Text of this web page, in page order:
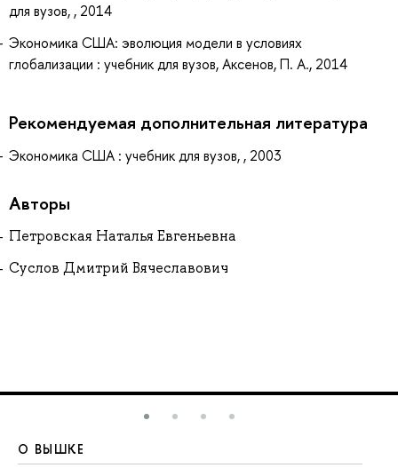
для вузов, , 2014
Экономика США: эволюция модели в условиях
глобализации : учебник для вузов, Аксенов, П. А., 2014
Рекомендуемая дополнительная литература
Экономика США : учебник для вузов, , 2003
Авторы
Петровская Наталья Евгеньевна
Суслов Дмитрий Вячеславович
О ВЫШКЕ